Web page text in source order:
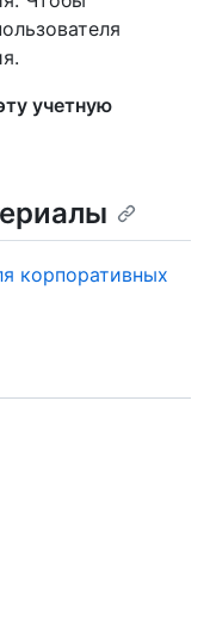
учетную
корпоративных